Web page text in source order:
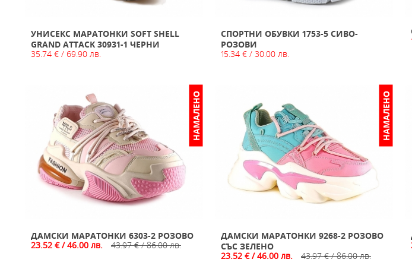
УНИСЕКС МАРАТОНКИ SOFT SHELL
GRAND ATTACK 30931-1 ЧЕРНИ
35.74 € / 69.90 лв.
СПОРТНИ ОБУВКИ 1753-5 СИВО-
РОЗОВИ
15.34 € / 30.00 лв.
НАМАЛЕНО
ДАМСКИ МАРАТОНКИ 6303-2 РОЗОВО
23.52 € / 46.00 лв.
43.97 € / 86.00 лв.
НАМАЛЕНО
ДАМСКИ МАРАТОНКИ 9268-2 РОЗОВО
СЪС ЗЕЛЕНО
23.52 € / 46.00 лв.
43.97 € / 86.00 лв.